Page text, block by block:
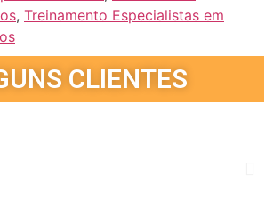
, Treinamento Especialistas em
CLIENTES